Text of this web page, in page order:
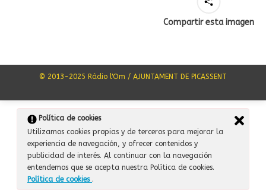
Compartir esta imagen
© 2013-2025 Ràdio l'Om / AJUNTAMENT DE PICASSENT
Política de cookies
Utilizamos cookies propias y de terceros para mejorar la
experiencia de navegación, y ofrecer contenidos y
publicidad de interés. Al continuar con la navegación
entendemos que se acepta nuestra Política de cookies.
Política de cookies .